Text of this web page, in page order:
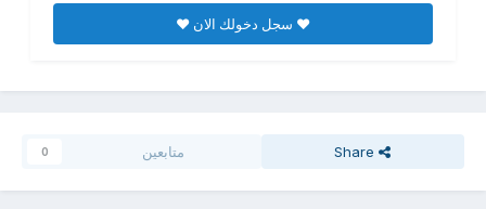
♥ سجل دخولك الان ♥
Share متابعين 0